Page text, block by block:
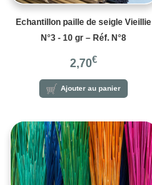
Echantillon paille de seigle Vieillie
N°3 - 10 gr – Réf. N°8
2,70€
Ajouter au panier